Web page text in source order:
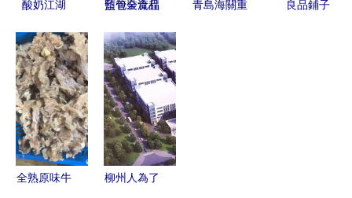
酸奶江湖
的散裝食品
之困
預包裝食品
題頻現？一
篇搞懂進口
預包裝食品
標簽海關監
管全流程
青島海關重
良品鋪子
全熟原味牛
柳州人為了